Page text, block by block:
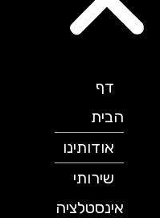
הבית
אודותינו
שירותי
אינסטלציה